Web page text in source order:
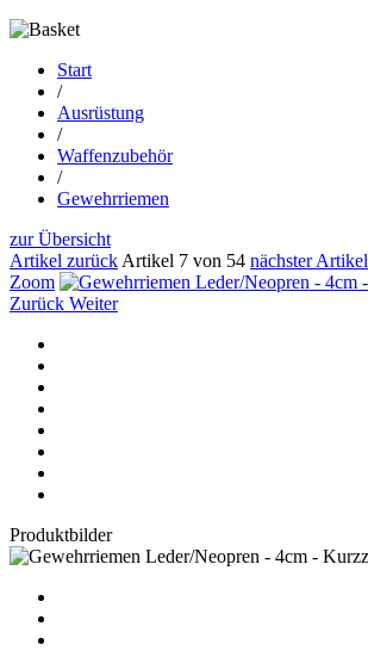
Start
/
Ausrüstung
/
Waffenzubehör
/
Gewehrriemen
zur Übersicht
Artikel zurück Artikel 7 von 54 nächster Artikel
Zoom
Zurück Weiter
Produktbilder